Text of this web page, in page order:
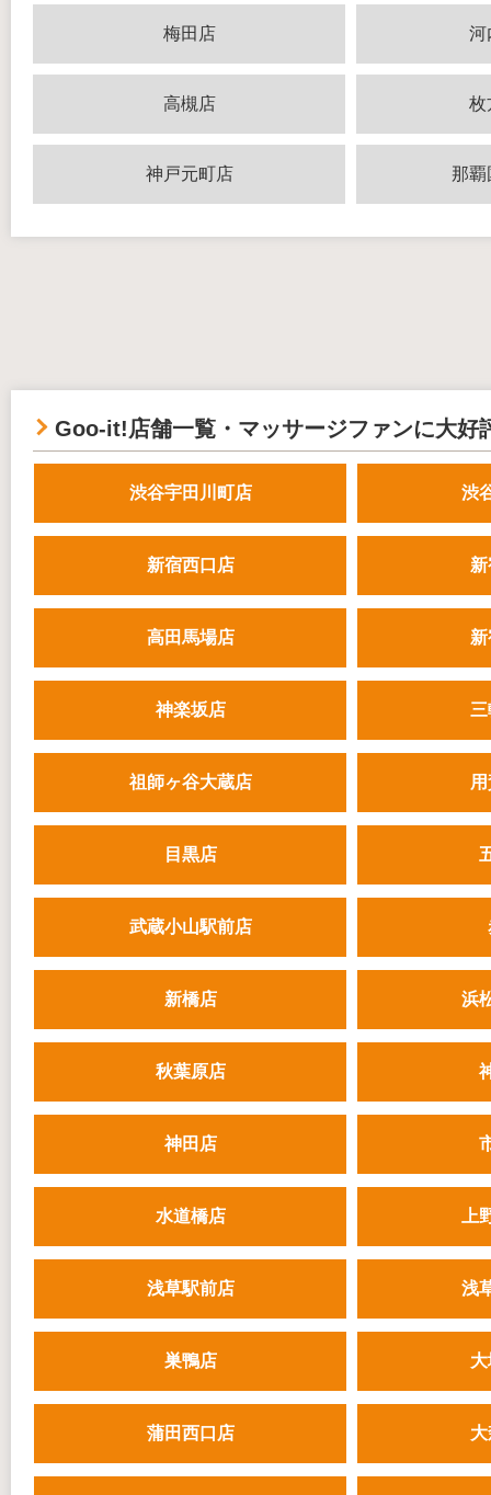
梅田店 河
高槻店 枚
神戸元町店 那覇
Goo-it!店舗一覧・マッサージファンに大好
渋谷宇田川町店 渋
新宿西口店
高田馬場店
神楽坂店
祖師ヶ谷大蔵店
目黒店
武蔵小山駅前店
新橋店 浜
秋葉原店
神田店
水道橋店 上
浅草駅前店 浅
巣鴨店
蒲田西口店